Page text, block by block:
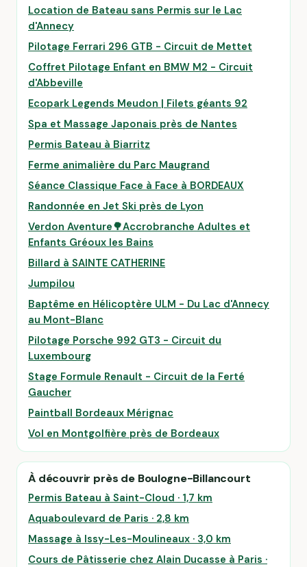
Location de Bateau sans Permis sur le Lac
d'Annecy
Pilotage Ferrari 296 GTB - Circuit de Mettet
Coffret Pilotage Enfant en BMW M2 - Circuit
d'Abbeville
Ecopark Legends Meudon | Filets géants 92
Spa et Massage Japonais près de Nantes
Permis Bateau à Biarritz
Ferme animalière du Parc Maugrand
Séance Classique Face à Face à BORDEAUX
Randonnée en Jet Ski près de Lyon
Verdon Aventure🌳Accrobranche Adultes et
Enfants Gréoux les Bains
Billard à SAINTE CATHERINE
Jumpilou
Baptême en Hélicoptère ULM - Du Lac d'Annecy
au Mont-Blanc
Pilotage Porsche 992 GT3 - Circuit du
Luxembourg
Stage Formule Renault - Circuit de la Ferté
Gaucher
Paintball Bordeaux Mérignac
Vol en Montgolfière près de Bordeaux
À découvrir près de Boulogne-Billancourt
Permis Bateau à Saint-Cloud · 1,7 km
Aquaboulevard de Paris · 2,8 km
Massage à Issy-Les-Moulineaux · 3,0 km
Cours de Pâtisserie chez Alain Ducasse à Paris ·